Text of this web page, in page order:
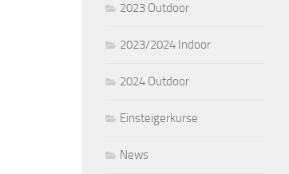
2023 Outdoor
2023/2024 Indoor
2024 Outdoor
Einsteigerkurse
News